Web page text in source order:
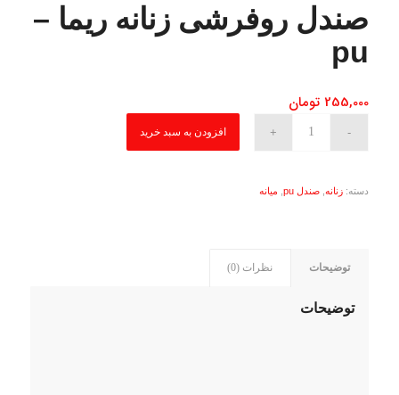
صندل روفرشی زنانه ریما –
pu
255,000 تومان
افزودن به سبد خرید
دسته: زنانه, صندل pu , میانه
توضیحات نظرات (0)
توضیحات